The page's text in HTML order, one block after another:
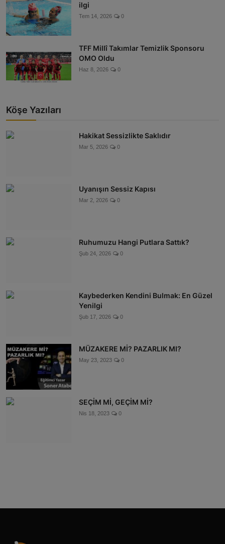
ilgi
Tem 14, 2026 0
TFF Millî Takımlar Temizlik Sponsoru
OMO Oldu
Haz 8, 2026 0
Köşe Yazıları
Hakikat Sessizlikte Saklıdır
Mar 5, 2026 0
Uyanışın Sessiz Kapısı
Mar 2, 2026 0
Ruhumuzu Hangi Putlara Sattık?
Şub 24, 2026 0
Kaybederken Kendini Bulmak: En Güzel
Yenilgi
Şub 17, 2026 0
MÜZAKERE Mİ? PAZARLIK MI?
May 23, 2023 0
SEÇİM Mİ, GEÇİM Mİ?
Nis 18, 2023 0